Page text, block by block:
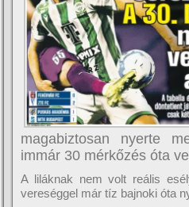
magabiztosan nyerte
immár 30 mérkőzés óta
A liláknak nem volt reális
vereséggel már tíz bajnoki óta